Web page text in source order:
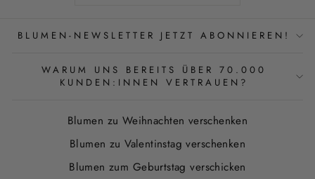
BLUMEN-NEWSLETTER JETZT ABONNIEREN!
WARUM UNS BEREITS ÜBER 70.000
KUNDEN:INNEN VERTRAUEN?
Blumen zu Weihnachten verschenken
Blumen zu Valentinstag verschenken
Blumen zum Geburtstag verschicken